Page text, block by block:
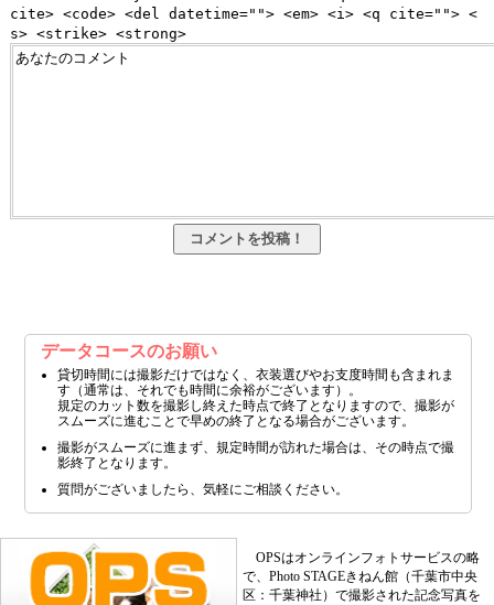
cite> <code> <del datetime=""> <em> <i> <q cite=""> <
s> <strike> <strong>
データコースのお願い
貸切時間には撮影だけではなく、衣装選びやお支度時間も含まれま
す（通常は、それでも時間に余裕がございます）。
規定のカット数を撮影し終えた時点で終了となりますので、撮影が
スムーズに進むことで早めの終了となる場合がございます。
撮影がスムーズに進まず、規定時間が訪れた場合は、その時点で撮
影終了となります。
質問がございましたら、気軽にご相談ください。
OPSはオンラインフォトサービスの略
で、Photo STAGEきねん館（千葉市中央
区：千葉神社）で撮影された記念写真を